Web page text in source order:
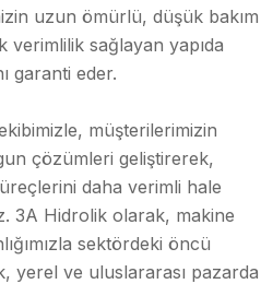
uzun ömürlü, düşük bakım
verimlilik sağlayan yapıda
garanti eder.
müşterilerimizin
çözümleri geliştirerek,
daha verimli hale
3A Hidrolik olarak, makine
sektördeki öncü
yerel ve uluslararası pazarda